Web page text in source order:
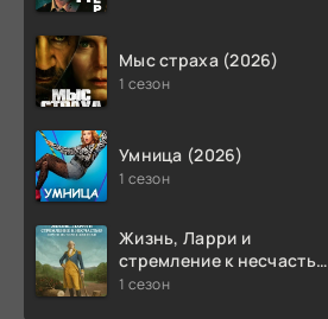
Мыс страха (2026)
1 сезон
Умница (2026)
1 сезон
Жизнь, Ларри и
стремление к несчастью:
Почти история Америки
1 сезон